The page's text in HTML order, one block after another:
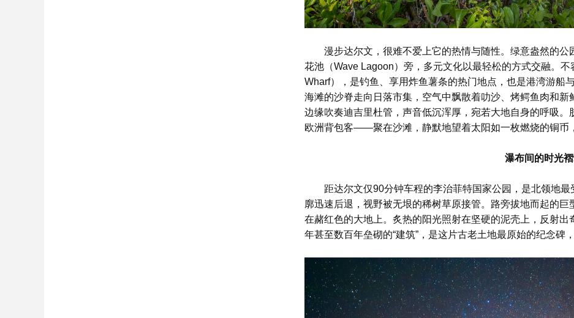
漫步达尔文，很难不爱上它的热情与随性。绿意盎然的
花池（Wave Lagoon）旁，多元文化以最轻松的方式交融。不
Wharf），是钓鱼、享用炸鱼薯条的热门地点，也是港湾游船
海滩的沙脊走向日落市集，空气中飘散着叻沙、烤鳄鱼肉和
边缘吹奏迪吉里杜管，声音低沉浑厚，宛若大地自身的呼吸
欧洲背包客——聚在沙滩，静默地望着太阳如一枚燃烧的铜币
瀑布间的时光
距达尔文仅90分钟车程的李治菲特国家公园，是北领地
廓迅速后退，视野被无垠的稀树草原接管。路旁拔地而起的巨
在赭红色的大地上。炙热的阳光照射在坚硬的泥壳上，反射
年甚至数百年垒砌的“建筑”，是这片古老土地最原始的纪念碑